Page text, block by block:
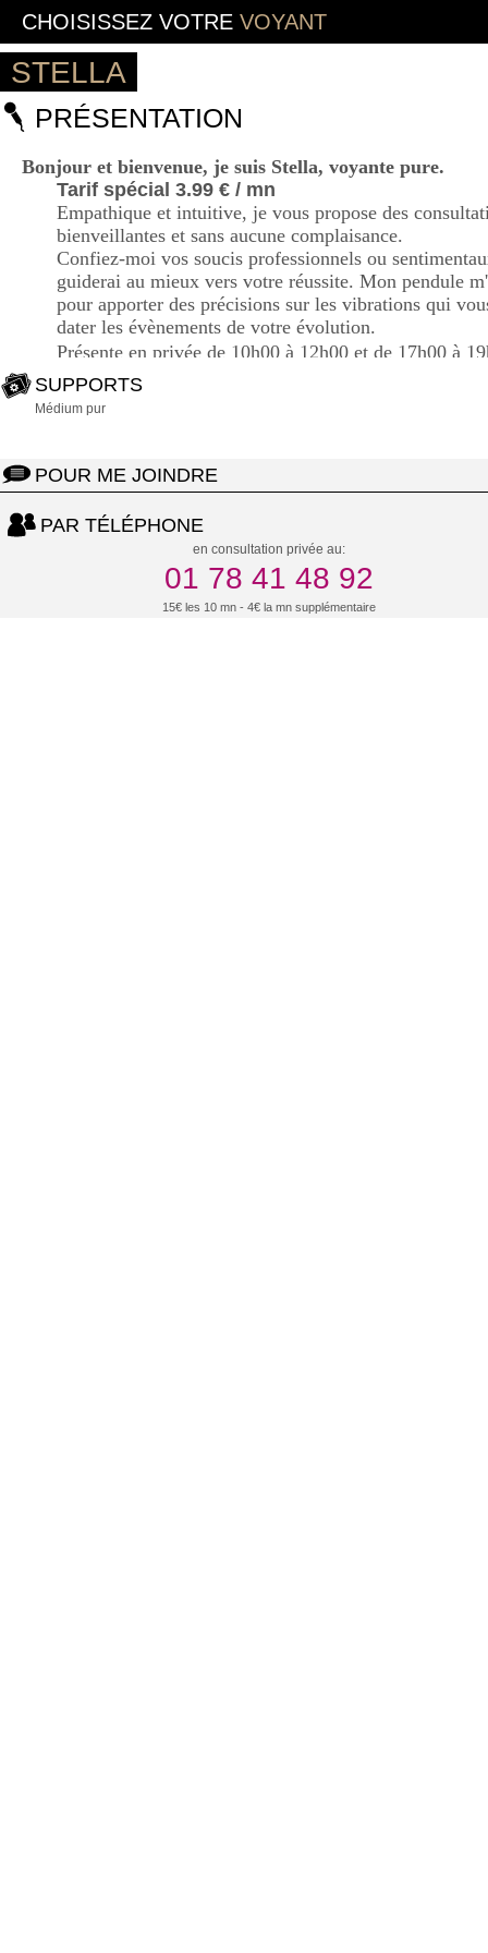
CHOISISSEZ VOTRE VOYANT
STELLA
PRÉSENTATION
Bonjour et bienvenue, je suis Stella, voyante pure.
Tarif spécial 3.99 € / mn
Empathique et intuitive, je vous propose des
bienveillantes et sans aucune complaisance.
Confiez-moi vos soucis professionnels ou
guiderai au mieux vers votre réussite. Mon pendule
pour apporter des précisions sur les vibrations qui
dater les évènements de votre évolution.
Présente en privée de 10h00 à 12h00 et de 17h00 à
Au plaisir d’échanger avec vous, Stella
SUPPORTS
Médium pur
POUR ME JOINDRE
PAR TÉLÉPHONE
en consultation privée au:
01 78 41 48 92
15€ les 10 mn - 4€ la mn supplémentaire